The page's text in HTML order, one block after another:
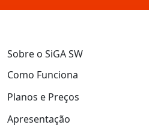
Sobre o SiGA SW
Como Funciona
Planos e Preços
Apresentação